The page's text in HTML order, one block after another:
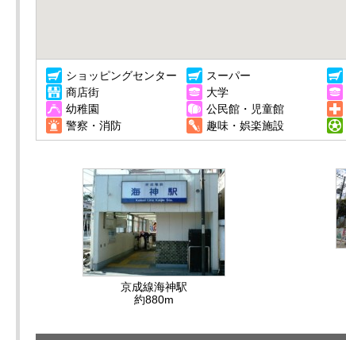
ショッピングセンター スーパー
商店街
大学
幼稚園
公民館・児童館
警察・消防
趣味・娯楽施設
京成線海神駅
約880m